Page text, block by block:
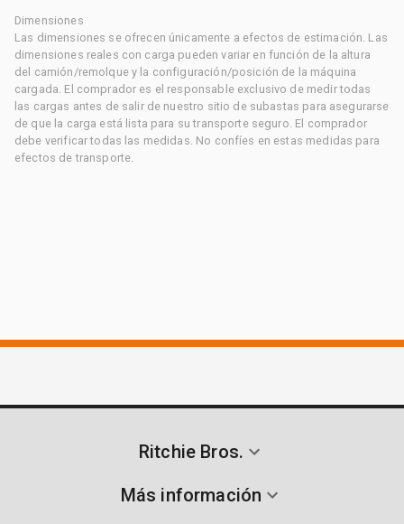
Dimensiones
Las dimensiones se ofrecen únicamente a efectos de estimación. Las
dimensiones reales con carga pueden variar en función de la altura
del camión/remolque y la configuración/posición de la máquina
cargada. El comprador es el responsable exclusivo de medir todas
las cargas antes de salir de nuestro sitio de subastas para asegurarse
de que la carga está lista para su transporte seguro. El comprador
debe verificar todas las medidas. No confíes en estas medidas para
efectos de transporte.
Ritchie Bros.
Más información